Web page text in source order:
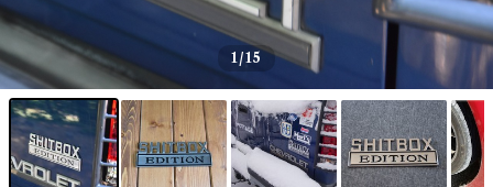
1/15